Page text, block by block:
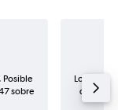
Posible
sobre
Los
de